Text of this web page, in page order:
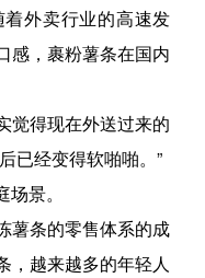
外卖行业的高速发
感，裹粉薯条在国内
觉得现在外送过来的
已经变得软啪啪。”
景。
薯条的零售体系的成
，越来越多的年轻人